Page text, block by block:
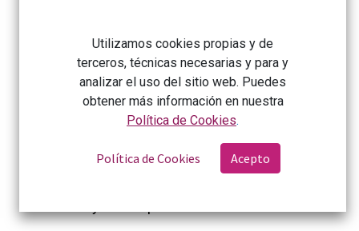
07/10/2025Albares impulsa el nuevo
Consejo Superior de Cooperación para el
Desarrollo Sostenible y la Solidaridad Global
03/07/2025Conferencia de Sevilla: un
balance con luces y sombras
Utilizamos cookies propias y de
terceros, técnicas necesarias y para y
analizar el uso del sitio web. Puedes
obtener más información en nuestra
Política de Cookies.
Política de Cookies Acepto